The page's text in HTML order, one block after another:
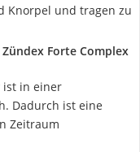
Knorpel und tragen zu
Forte Complex
ist in einer
Dadurch ist eine
Zeitraum